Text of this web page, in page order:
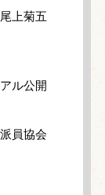
上菊五
ル公開
員協会